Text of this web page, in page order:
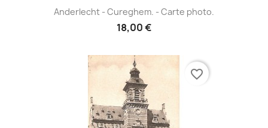
Anderlecht - Cureghem. - Carte photo.
18,00 €
favorite_border